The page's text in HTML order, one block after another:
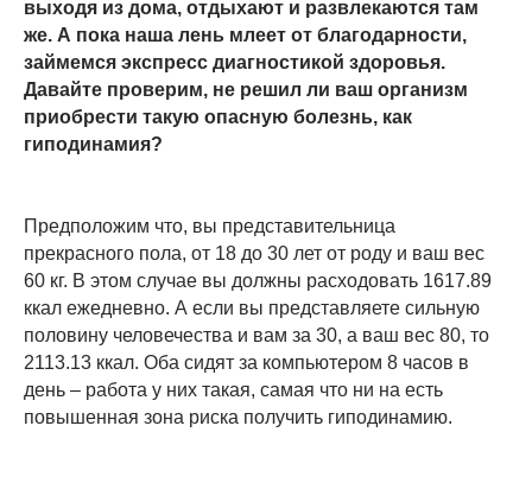
выходя из дома, отдыхают и развлекаются там
же. А пока наша лень млеет от благодарности,
займемся экспресс диагностикой здоровья.
Давайте проверим, не решил ли ваш организм
приобрести такую опасную болезнь, как
гиподинамия?
Предположим что, вы представительница
прекрасного пола, от 18 до 30 лет от роду и ваш вес
60 кг. В этом случае вы должны расходовать 1617.89
ккал ежедневно. А если вы представляете сильную
половину человечества и вам за 30, а ваш вес 80, то
2113.13 ккал. Оба сидят за компьютером 8 часов в
день – работа у них такая, самая что ни на есть
повышенная зона риска получить гиподинамию.